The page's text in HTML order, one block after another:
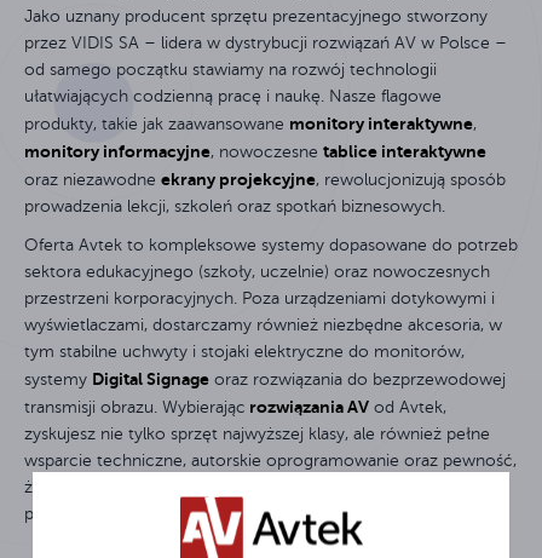
Monitor interaktywny Avtek TS 8 Connect 86
Tablica interaktywna Avtek TT-BOARD 90 Pro
Jako uznany producent sprzętu prezentacyjnego stworzony
przez VIDIS SA – lidera w dystrybucji rozwiązań AV w Polsce –
od samego początku stawiamy na rozwój technologii
ułatwiających codzienną pracę i naukę. Nasze flagowe
produkty, takie jak zaawansowane monitory interaktywne,
monitory informacyjne, nowoczesne tablice interaktywne
oraz niezawodne ekrany projekcyjne, rewolucjonizują sposób
prowadzenia lekcji, szkoleń oraz spotkań biznesowych.
Oferta Avtek to kompleksowe systemy dopasowane do potrzeb
sektora edukacyjnego (szkoły, uczelnie) oraz nowoczesnych
przestrzeni korporacyjnych. Poza urządzeniami dotykowymi i
wyświetlaczami, dostarczamy również niezbędne akcesoria, w
tym stabilne uchwyty i stojaki elektryczne do monitorów,
systemy Digital Signage oraz rozwiązania do bezprzewodowej
transmisji obrazu. Wybierając rozwiązania AV od Avtek,
zyskujesz nie tylko sprzęt najwyższej klasy, ale również pełne
wsparcie techniczne, autorskie oprogramowanie oraz pewność,
że Twoje prezentacje multimedialne wejdą na zupełnie nowy
poziom zaangażowania odbiorców.